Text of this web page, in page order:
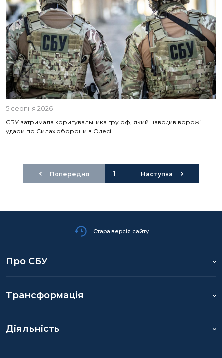
5 серпня 2026
СБУ затримала коригувальника гру рф, який наводив ворожі
удари по Силах оборони в Одесі
Попередня 1 Наступна
Стара версія сайту
Про СБУ
Трансформація
Діяльність